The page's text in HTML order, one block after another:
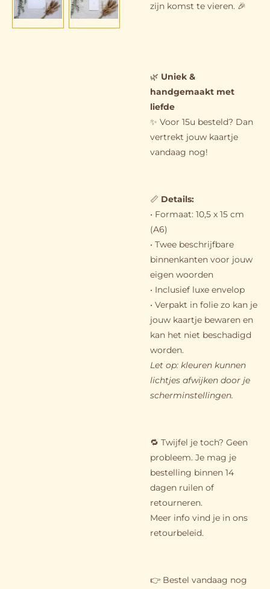
zijn komst te vieren. 🎉
🌿 Uniek &
handgemaakt met
liefde
✨ Voor 15u besteld? Dan
vertrekt jouw kaartje
vandaag nog!
📏 Details:
• Formaat: 10,5 x 15 cm
(A6)
• Twee beschrijfbare
binnenkanten voor jouw
eigen woorden
• Inclusief luxe envelop
• Verpakt in folie zo kan je
jouw kaartje bewaren en
kan het niet beschadigd
worden.
Let op: kleuren kunnen
lichtjes afwijken door je
scherminstellingen.
🔁 Twijfel je toch? Geen
probleem. Je mag je
bestelling binnen 14
dagen ruilen of
retourneren.
Meer info vind je in ons
retourbeleid.
👉 Bestel vandaag nog